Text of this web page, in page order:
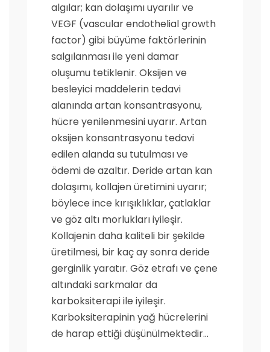
algılar; kan dolaşımı uyarılır ve
VEGF (vascular endothelial growth
factor) gibi büyüme faktörlerinin
salgılanması ile yeni damar
oluşumu tetiklenir. Oksijen ve
besleyici maddelerin tedavi
alanında artan konsantrasyonu,
hücre yenilenmesini uyarır. Artan
oksijen konsantrasyonu tedavi
edilen alanda su tutulması ve
ödemi de azaltır. Deride artan kan
dolaşımı, kollajen üretimini uyarır;
böylece ince kırışıklıklar, çatlaklar
ve göz altı morlukları iyileşir.
Kollajenin daha kaliteli bir şekilde
üretilmesi, bir kaç ay sonra deride
gerginlik yaratır. Göz etrafı ve çene
altındaki sarkmalar da
karboksiterapi ile iyileşir.
Karboksiterapinin yağ hücrelerini
de harap ettiği düşünülmektedir…